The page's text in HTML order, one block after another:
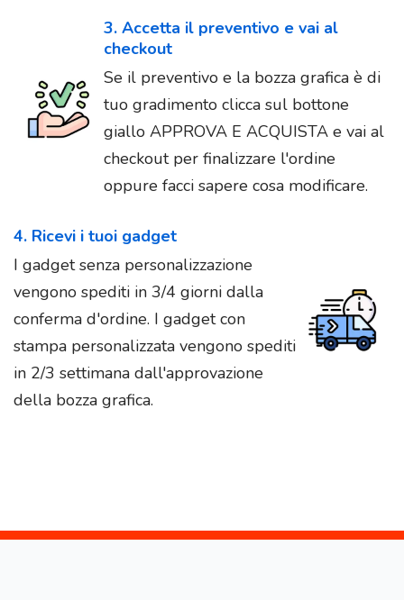
3. Accetta il preventivo e vai al
checkout
Se il preventivo e la bozza grafica è di
tuo gradimento clicca sul bottone
giallo APPROVA E ACQUISTA e vai al
checkout per finalizzare l'ordine
oppure facci sapere cosa modificare.
4. Ricevi i tuoi gadget
I gadget senza personalizzazione
vengono spediti in 3/4 giorni dalla
conferma d'ordine. I gadget con
stampa personalizzata vengono spediti
in 2/3 settimana dall'approvazione
della bozza grafica.